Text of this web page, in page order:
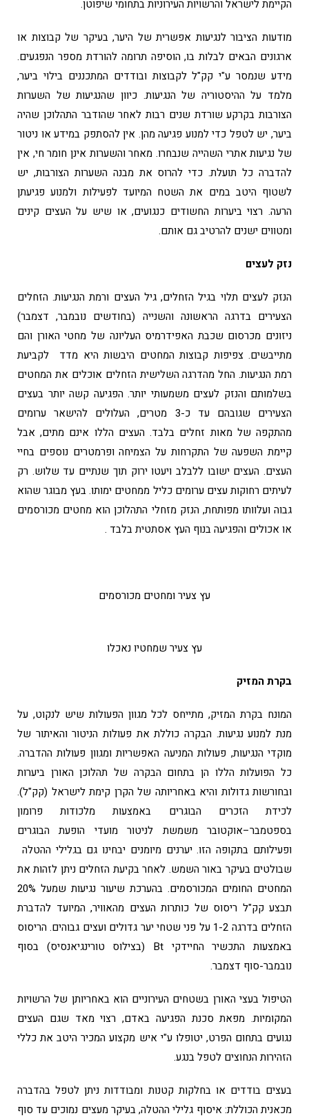
הקיימת לישראל והרשויות העירוניות בתחומי שיפוטן.
מודעות הציבור לנגיעות אפשרית של היער, בעיקר של קבוצות או
ארגונים הבאים לבלות בו, הוסיפה תרומה להורדת מספר הנפגעים.
מידע שנמסר ע"י קק"ל לקבוצות ובודדים המתכננים בילוי ביער,
מלמד על ההיסטוריה של הנגיעות. כיוון שהנגיעות של השערות
הצורבות בקרקע שורדת שנים רבות לאחר שהודבר התהלוכן שהיה
ביער, יש לטפל כדי למנוע פגיעה מהן. אין להסתפק במידע או ניטור
של נגיעות אתרי השהייה שנבחרו. מאחר והשערות אינן חומר חי, אין
להדברה כל תועלת. כדי להרוס את מבנה השערות הצורבות, יש
לשטוף היטב במים את השטח המיועד לפעילות ולמנוע פגיעתן
הרעה. רצוי ביערות החשודים כנגועים, או שיש על העצים קינים
ומטווים ישנים להרטיב גם אותם.
נזק לעצים
הנזק לעצים תלוי בגיל הזחלים, גיל העצים ורמת הנגיעות. הזחלים
הצעירים בדרגה הראשונה והשנייה (בחודשים נובמבר, דצמבר)
ניזונים מכרסום שכבת האפידרמיס העליונה של מחטי האורן והם
מתייבשים. צפיפות קבוצות המחטים היבשות היא מדד לקביעת
רמת הנגיעות. החל מהדרגה השלישית הזחלים אוכלים את המחטים
בשלמותם והנזק לעצים משמעותי יותר. הפגיעה קשה יותר בעצים
הצעירים שגובהם עד כ-3 מטרים, העלולים להישאר ערומים
מהתקפה של מאות זחלים בלבד. העצים הללו אינם מתים, אבל
קיימת השפעה של התקרחות על הצמיחה ופרמטרים נוספים בחיי
העצים. העצים ישובו ללבלב ויעטו ירוק תוך שנתיים עד שלוש. רק
לעיתים רחוקות עצים ערומים כליל ממחטים ימותו. בעץ מבוגר שהוא
גבוה ועלוותו מפותחת, הנזק מזחלי התהלוכן הוא מחטים מכורסמים
או אכולים והפגיעה בנוף העץ אסתטית בלבד .
עץ צעיר ומחטים מכורסמים
עץ צעיר שמחטיו נאכלו
בקרת המזיק
המונח בקרת המזיק, מתייחס לכל מגוון הפעולות שיש לנקוט, על
מנת למנוע נגיעות. הבקרה כוללת את פעולות הניטור והאיתור של
מוקדי הנגיעות, פעולות המניעה האפשריות ומגוון פעולות ההדברה.
כל הפועלות הללו הן בתחום הבקרה של תהלוכן האורן ביערות
ובחורשות גדולות והיא באחריותה של הקרן קימת לישראל (קק"ל).
לכידת הזכרים הבוגרים באמצעות מלכודות פרומון
בספטמבר–אוקטובר משמשת לניטור מועדי הופעת הבוגרים
ופעילותם בתקופה הזו. יערנים מיומנים יבחינו גם בגלילי ההטלה
שבולטים בעיקר באור השמש. לאחר בקיעת הזחלים ניתן לזהות את
המחטים החומים המכורסמים. בהערכת שיעור נגיעות שמעל 20%
תבצע קק"ל ריסוס של כותרות העצים מהאוויר, המיועד להדברת
הזחלים בדרגה 1-2 על פני שטחי יער גדולים ועצים גבוהים. הריסוס
באמצעות התכשיר החיידקי Bt (בצילוס טורינגיאנסיס) בסוף
נובמבר-סוף דצמבר.
הטיפול בעצי האורן בשטחים העירוניים הוא באחריותן של הרשויות
המקומיות. מפאת סכנת הפגיעה באדם, רצוי מאד שגם העצים
נגועים בתחום הפרט, יטופלו ע"י איש מקצוע המכיר היטב את כללי
הזהירות הנחוצים לטפל בנגע.
בעצים בודדים או בחלקות קטנות ומבודדות ניתן לטפל בהדברה
מכאנית הכוללת: איסוף גלילי ההטלה, בעיקר מעצים נמוכים עד סוף